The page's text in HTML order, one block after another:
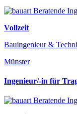
Vollzeit
Bauingenieur &
Münster
Ingenieur/-in für